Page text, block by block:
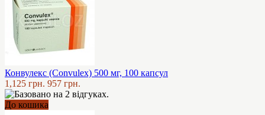
Конвулекс (Convulex) 500 мг, 100 капсул
1,125 грн. 957 грн.
До кошика